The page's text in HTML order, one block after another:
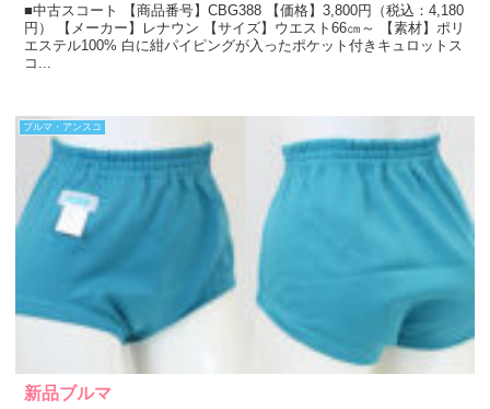
■中古スコート 【商品番号】CBG388 【価格】3,800円（税込：4,180
円） 【メーカー】レナウン 【サイズ】ウエスト66㎝～ 【素材】ポリ
エステル100% 白に紺パイピングが入ったポケット付きキュロットス
コ...
ブルマ・アンスコ
新品ブルマ